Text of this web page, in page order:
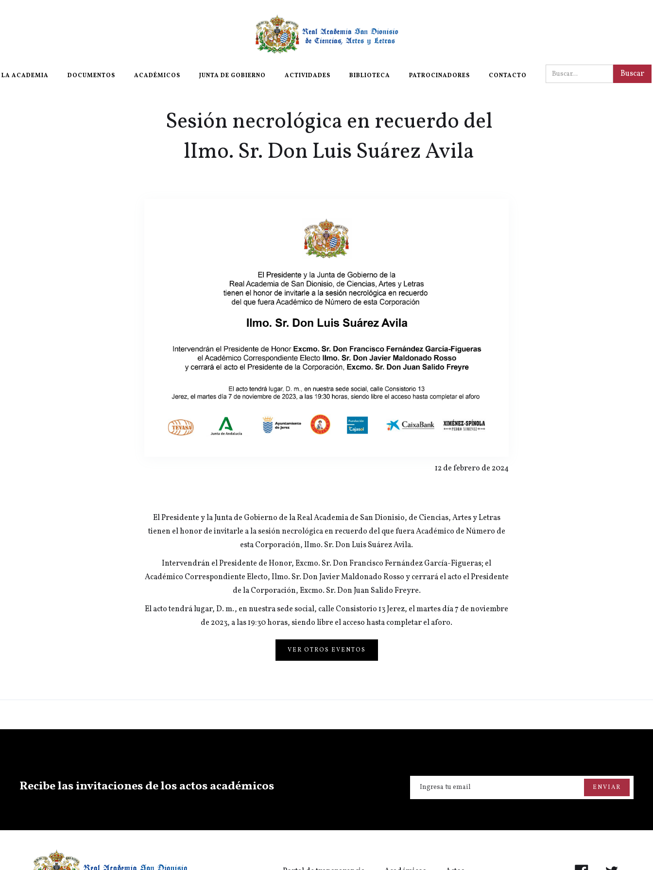
LA ACADEMIA DOCUMENTOS ACADÉMICOS JUNTA DE GOBIERNO ACTIVIDADES BIBLIOTECA PATROCINADORES CONTACTO
Sesión necrológica en recuerdo del
lImo. Sr. Don Luis Suárez Avila
12 de febrero de 2024
El Presidente y la Junta de Gobierno de la Real Academia de San Dionisio, de Ciencias, Artes y Letras
tienen el honor de invitarle a la sesión necrológica en recuerdo del que fuera Académico de Número de
esta Corporación, lImo. Sr. Don Luis Suárez Avila.
Intervendrán el Presidente de Honor, Excmo. Sr. Don Francisco Fernández García-Figueras; el
Académico Correspondiente Electo, Ilmo. Sr. Don Javier Maldonado Rosso y cerrará el acto el Presidente
de la Corporación, Excmo. Sr. Don Juan Salido Freyre.
El acto tendrá lugar, D. m., en nuestra sede social, calle Consistorio 13 Jerez, el martes día 7 de noviembre
de 2023, a las 19:30 horas, siendo libre el acceso hasta completar el aforo.
VER OTROS EVENTOS
Recibe las invitaciones de los actos académicos